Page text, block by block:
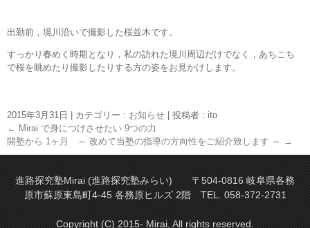
出勤前，境川沿いで撮影した桜並木です。
すっかり春めく時期となり，私の訪れた境川周辺だけでなく，あちこち
で桜を眺めたり撮影したりする方の姿をお見かけします。
2015年3月31日 カテゴリー : お知らせ
投稿者 : ito
← Mirai で身につけさせたい 9つの力
開塾から 1ヶ月 ～ 改めて当塾の指導の方向性をご紹介致します ～ →
進路探究塾Mirai (進路探究塾みらい) 〒504-0816 岐阜県各務
原市蘇原東島町4-45 各務原ヒルズ 2階 TEL. 058-372-2731
Copyright (C) 2015- Mirai, All rights reserved.